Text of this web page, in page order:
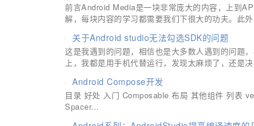
前言Android Media是一块非常庞大的内容，上到
解，每块内容的学习都需要我们下很大的功夫。此
关于Android studio无法勾选SDK的问题
这是我遇到的问题，相信也是大多数人遇到的问题
上，我都是用手机代替运行，发现太麻烦了，还是
Android Compose开发
目录 好处 入门 Composable 布局 其他组件 列表
Spacer...